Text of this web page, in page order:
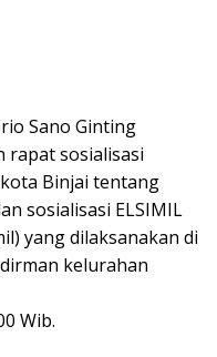
Sano Ginting
rapat sosialisasi
Binjai tentang
sosialisasi ELSIMIL
yang dilaksanakan di
kelurahan
Wib.